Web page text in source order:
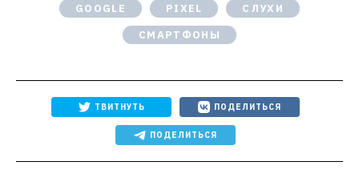
GOOGLE PIXEL
СЛУХИ
СМАРТФОНЫ
ТВИТНУТЬ ПОДЕЛИТЬСЯ
ПОДЕЛИТЬСЯ